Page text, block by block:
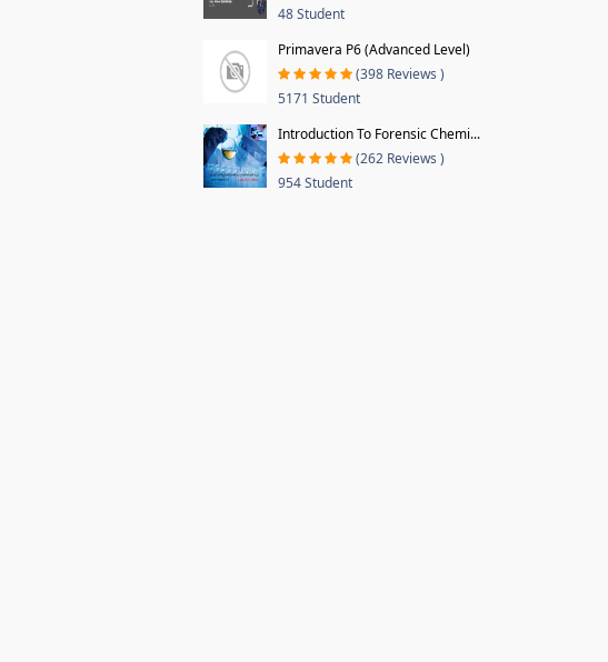
48 Student
Primavera P6 (Advanced Level)
(398 Reviews )
5171 Student
Introduction To Forensic Chemi...
(262 Reviews )
954 Student